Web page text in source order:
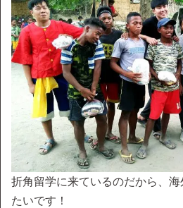
折角留学に来ているのだから、
たいです！